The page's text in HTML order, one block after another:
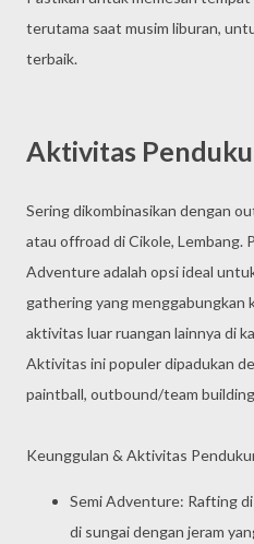
terutama saat musim liburan,
terbaik.
Aktivitas
Sering dikombinasikan dengan
atau offroad di Cikole, Lembang.
Adventure adalah opsi ideal
gathering yang menggabungkan
aktivitas luar ruangan lainnya di
Aktivitas ini populer dipadukan
paintball, outbound/team
Keunggulan & Aktivitas
Semi Adventure: Rafting
di sungai dengan jeram